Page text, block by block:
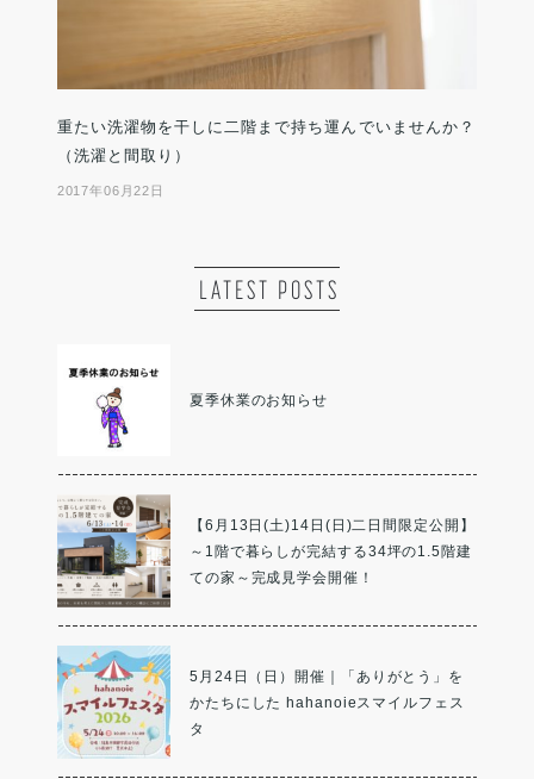
重たい洗濯物を干しに二階まで持ち運んでいませんか？
（洗濯と間取り）
2017年06月22日
LATEST POSTS
夏季休業のお知らせ
【6月13日(土)14日(日)二日間限定公開】
～1階で暮らしが完結する34坪の1.5階建
ての家～完成見学会開催！
5月24日（日）開催｜「ありがとう」を
かたちにした hahanoieスマイルフェス
タ